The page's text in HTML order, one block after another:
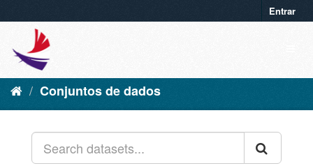
Entrar
Conjuntos de dados